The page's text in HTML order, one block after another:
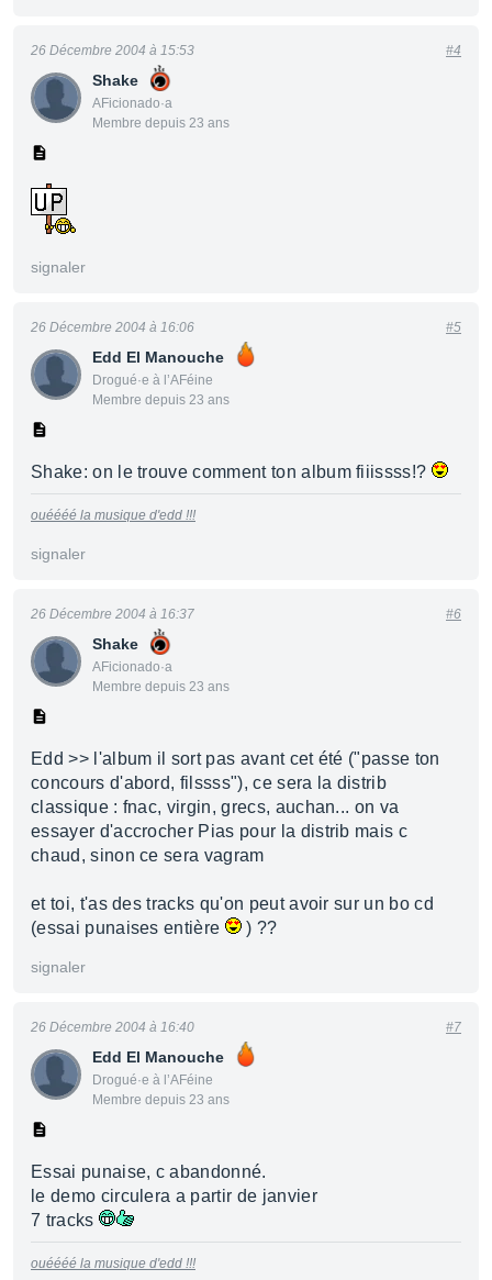
Shake
AFicionado·a
Membre depuis 23 ans
26 Décembre 2004 à 15:53 #4
signaler
Edd El Manouche
Drogué·e à l’AFéine
Membre depuis 23 ans
26 Décembre 2004 à 16:06 #5
Shake: on le trouve comment ton album fiiissss!?
ouéééé la musique d'edd !!!
signaler
Shake
AFicionado·a
Membre depuis 23 ans
26 Décembre 2004 à 16:37 #6
Edd >> l'album il sort pas avant cet été ("passe ton
concours d'abord, filssss"), ce sera la distrib
classique : fnac, virgin, grecs, auchan... on va
essayer d'accrocher Pias pour la distrib mais c
chaud, sinon ce sera vagram
et toi, t'as des tracks qu'on peut avoir sur un bo cd
(essai punaises entière
) ??
signaler
Edd El Manouche
Drogué·e à l’AFéine
Membre depuis 23 ans
26 Décembre 2004 à 16:40 #7
Essai punaise, c abandonné.
le demo circulera a partir de janvier
7 tracks
ouéééé la musique d'edd !!!